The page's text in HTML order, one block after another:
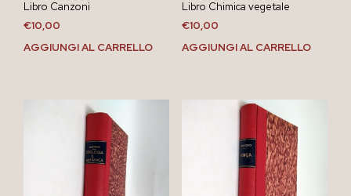
Libro Canzoni
€10,00
AGGIUNGI AL CARRELLO
Libro Chimica vegetale
€10,00
AGGIUNGI AL CARRELLO